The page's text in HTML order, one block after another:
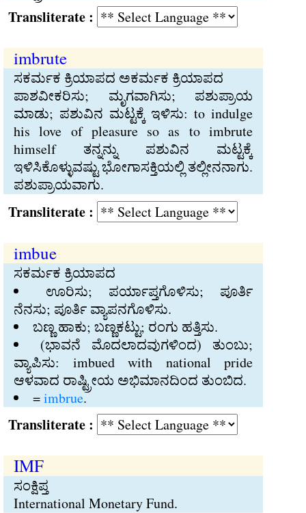
:
imbrute
ಸಕರ್ಮಕ ಕ್ರಿಯಾಪದ ಅಕರ್ಮಕ ಕ್ರಿಯಾಪದ
ಪಾಶವೀಕರಿಸು; ಮೃಗವಾಗಿಸು; ಪಶುಪ್ರಾಯ
ಮಾಡು; ಪಶುವಿನ ಮಟ್ಟಕ್ಕೆ ಇಳಿಸು: to indulge
his love of pleasure so as to imbrute
himself ತನ್ನನ್ನು ಪಶುವಿನ ಮಟ್ಟಕ್ಕೆ
ಇಳಿಸಿಕೊಳ್ಳುವಷ್ಟು ಭೋಗಾಸಕ್ತಿಯಲ್ಲಿ ತಲ್ಲೀನನಾಗು.
ಪಶುಪ್ರಾಯವಾಗು.
:
imbue
ಸಕರ್ಮಕ ಕ್ರಿಯಾಪದ
ಊರಿಸು; ಪರ್ಯಾಪ್ತಗೊಳಿಸು; ಪೂರ್ತಿ
ನೆನಸು; ಪೂರ್ತಿ ವ್ಯಾಪನಗೊಳಿಸು.
ಬಣ್ಣ ಹಾಕು; ಬಣ್ಣಕಟ್ಟು; ರಂಗು ಹತ್ತಿಸು.
(ಭಾವನೆ ಮೊದಲಾದವುಗಳಿಂದ) ತುಂಬು;
ವ್ಯಾಪಿಸು: imbued with national pride
ಆಳವಾದ ರಾಷ್ಟ್ರೀಯ ಅಭಿಮಾನದಿಂದ ತುಂಬಿದ.
=imbrue.
:
IMF
ಸಂಕ್ಷಿಪ್ತ
International Monetary Fund.